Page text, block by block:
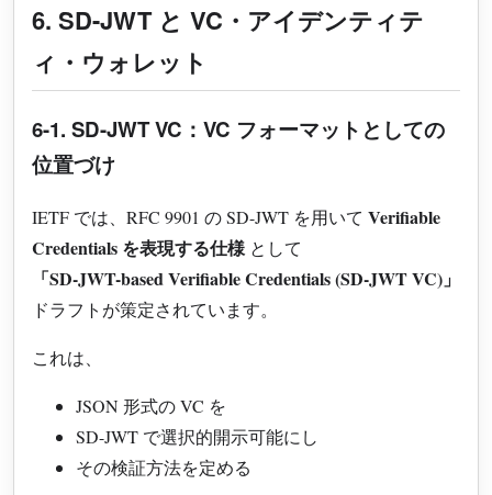
6. SD-JWT と VC・アイデンティテ
ィ・ウォレット
6-1. SD-JWT VC：VC フォーマットとしての
位置づけ
IETF では、RFC 9901 の SD-JWT を用いて Verifiable
Credentials を表現する仕様として
「SD-JWT-based Verifiable Credentials (SD-JWT VC)」
ドラフトが策定されています。
これは、
JSON 形式の VC を
SD-JWT で選択的開示可能にし
その検証方法を定める